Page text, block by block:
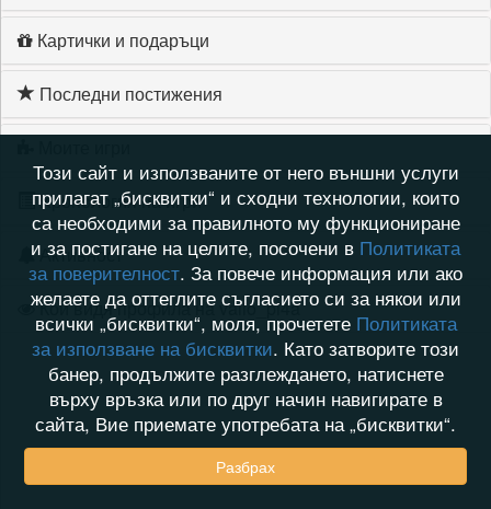
Картички и подаръци
Последни постижения
Хронология на игри
Активност
Кой видя профила на valio_pi4a
Този сайт и използваните от него външни услуги
прилагат „бисквитки“ и сходни технологии, които
са необходими за правилното му функциониране
и за постигане на целите, посочени в Политиката
за поверителност. За повече информация или ако
желаете да оттеглите съгласието си за някои или
всички „бисквитки“, моля, прочетете Политиката
за използване на бисквитки. Като затворите този
банер, продължите разглеждането, натиснете
върху връзка или по друг начин навигирате в
сайта, Вие приемате употребата на „бисквитки“.
Разбрах